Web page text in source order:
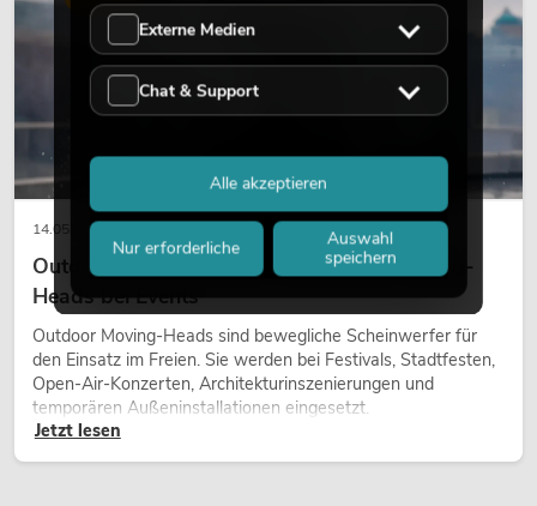
14.05.2026
Outdoor Moving-Heads: Wetterfeste Moving-
Heads bei Events
Outdoor Moving-Heads sind bewegliche Scheinwerfer für
den Einsatz im Freien. Sie werden bei Festivals, Stadtfesten,
Open-Air-Konzerten, Architekturinszenierungen und
temporären Außeninstallationen eingesetzt.
Jetzt lesen
Externe Medien
Chat & Support
Nur erforderliche
Auswahl
speichern
Alle akzeptieren